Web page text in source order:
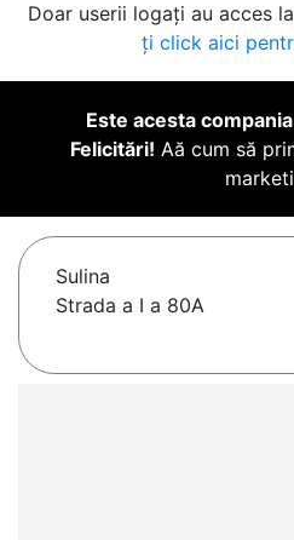
Doar userii logați au acces
ți click aici
Este acesta
Felicitări! Aă cum să
Sulina
Strada a I a 80A